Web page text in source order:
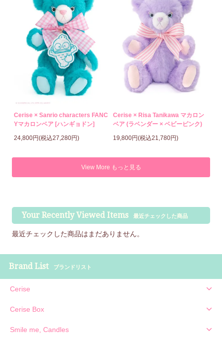
Cerise × Sanrio characters FANC
Yマカロンベア [ハンギョドン]
24,800円(税込27,280円)
Cerise × Risa Tanikawa マカロン
ベア (ラベンダー × ベビーピンク)
19,800円(税込21,780円)
View More もっと見る
Your Recently Viewed Items 最近チェックした商品
最近チェックした商品はまだありません。
Brand List ブランドリスト
Cerise
Cerise Box
Smile me, Candles